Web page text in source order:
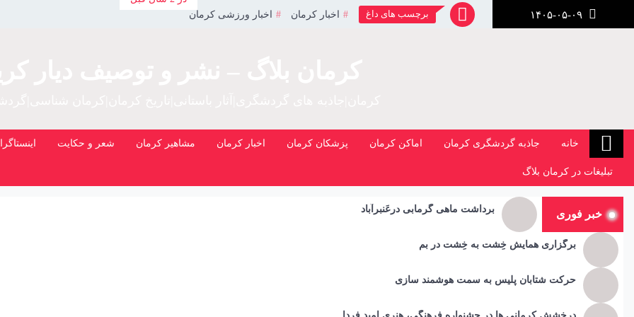
برچسب های داغ اخبار کرمان اخبار ورزشی کرمان
خانه جاذبه گردشگری کرمان اماکن کرمان پزشکان کرمان اخبار کرمان مشاهیر کرمان شعر و حکایت
تبلیغات در کرمان بلاگ
خبر فوری برداشت ماهی گرمابی درعَنبرآباد
برگزاری همایش خِشت به خِشت در بم
حرکت شتابان پلیس به سمت هوشمند سازی